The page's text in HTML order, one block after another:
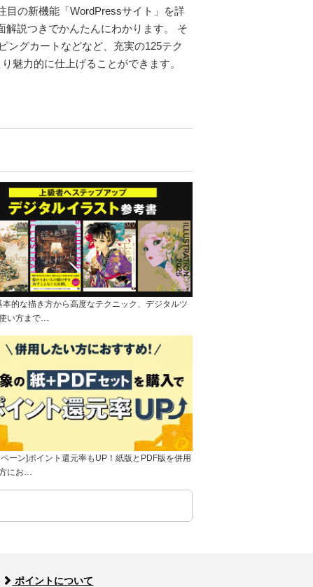
目の新機能「WordPressサイト」を詳
解説つきでかんたんにわかります。 そ
ングカートなどなど、充実の125テク
魅力的に仕上げることができます。
本的な描き方から高度なテクニック、デジタルツ
い方まで…
ペーン]ポイント還元率もUP！紙版とPDF版を併用
にお…
ポイントについて